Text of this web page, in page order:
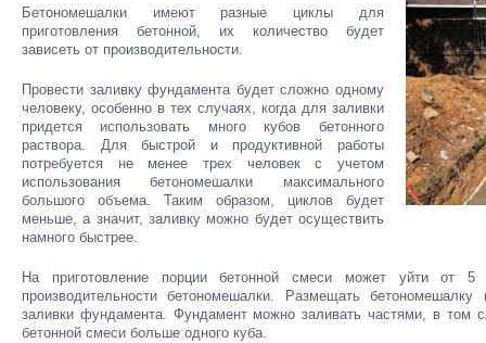
Бетономешалки имеют разные циклы для
приготовления бетонной, их количество будет
зависеть от производительности.
Провести заливку фундамента будет сложно одному
человеку, особенно в тех случаях, когда для заливки
придется использовать много кубов бетонного
раствора. Для быстрой и продуктивной работы
потребуется не менее трех человек с учетом
использования бетономешалки максимального
большого объема. Таким образом, циклов будет
меньше, а значит, заливку можно будет осуществить
намного быстрее.
На приготовление порции бетонной смеси может уйти от
производительности бетономешалки. Размещать
заливки фундамента. Фундамент можно заливать частями, в том
бетонной смеси больше одного куба.